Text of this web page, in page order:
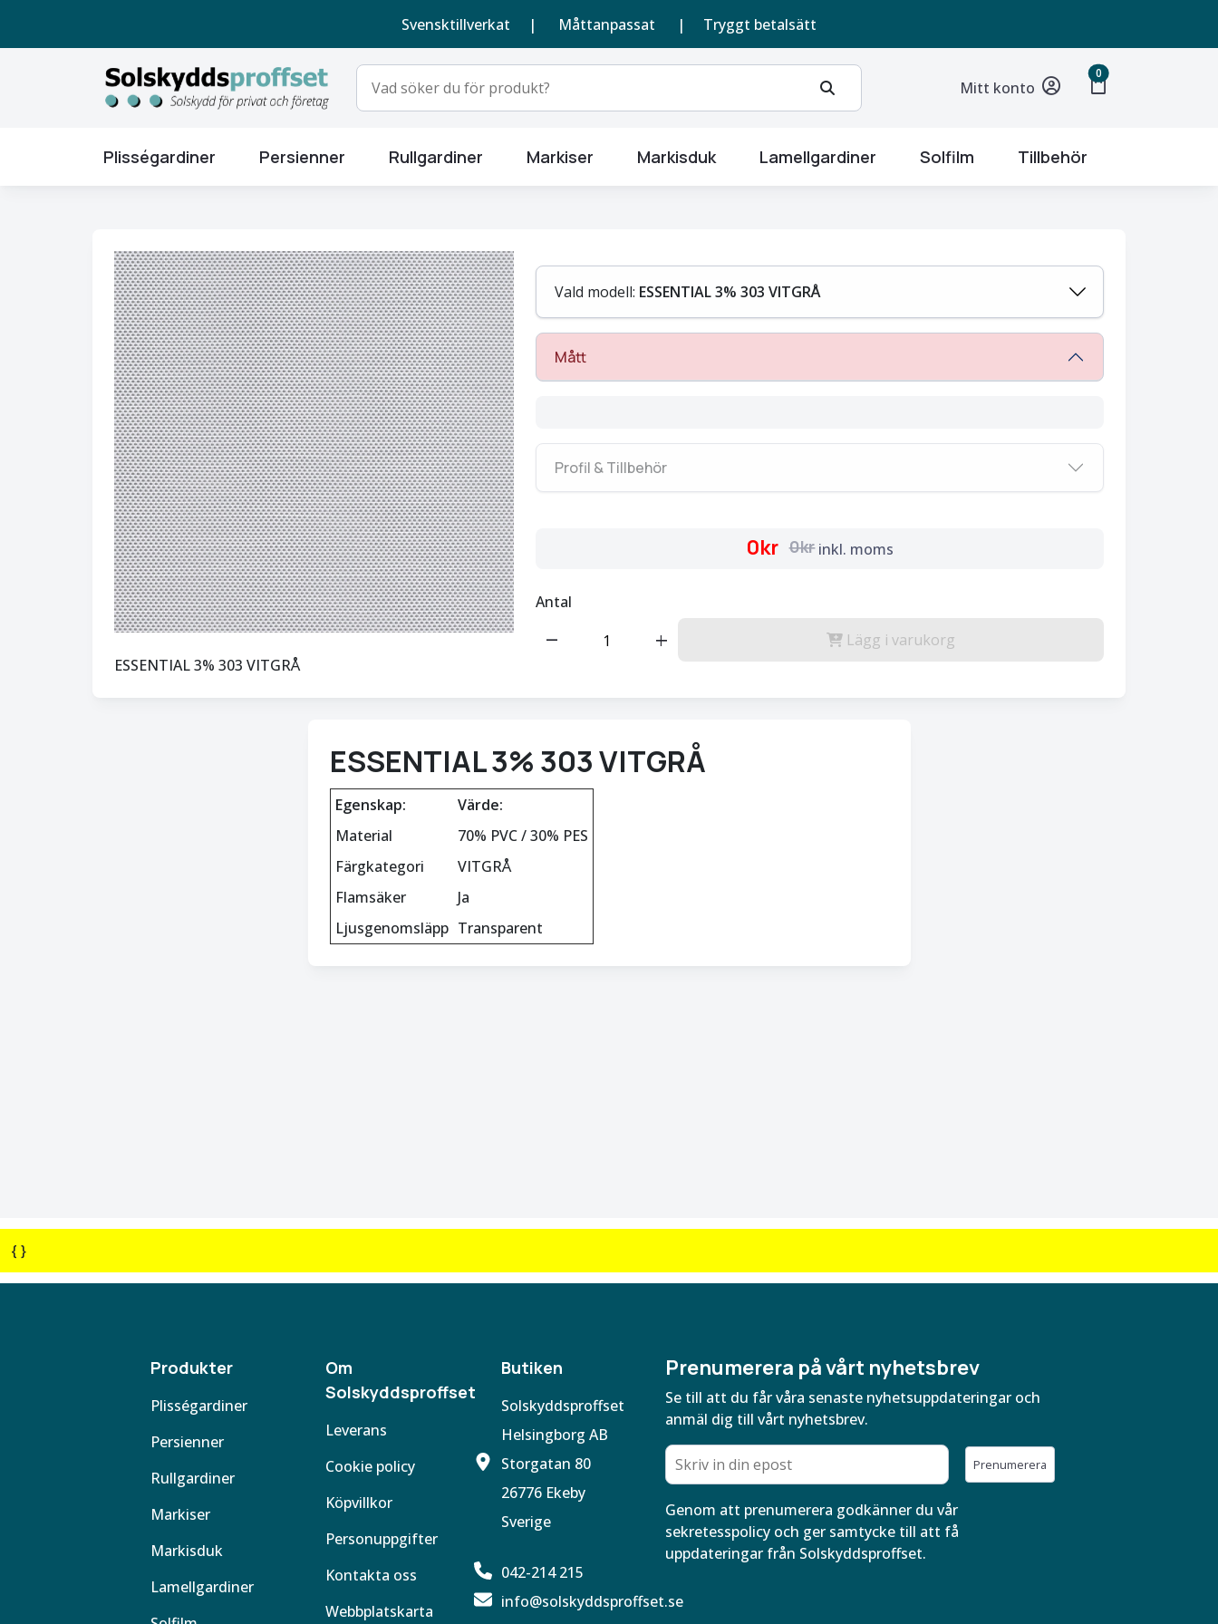
Svensktillverkat | Måttanpassat | Tryggt betalsätt
Mitt konto shopping_bag
0unread messages
Plisségardiner Persienner Rullgardiner Markiser Markisduk Lamellgardiner Solfilm Tillbehör
ESSENTIAL 3% 303 VITGRÅ
Vald modell: ESSENTIAL 3% 303 VITGRÅ
Mått
Profil & Tillbehör
0kr 0kr inkl. moms
Antal
remove add Lägg i varukorg
ESSENTIAL 3% 303 VITGRÅ
Egenskap:
Värde:
Material
70% PVC / 30% PES
Färgkategori
VITGRÅ
Flamsäker
Ja
Ljusgenomsläpp Transparent
{ }
Produkter
Plisségardiner
Persienner
Rullgardiner
Markiser
Markisduk
Lamellgardiner
Om
Solskyddsproffset
Leverans
Cookie policy
Köpvillkor
Personuppgifter
Kontakta oss
Webbplatskarta
Butiken
Solskyddsproffset
Helsingborg AB
Storgatan 80
26776 Ekeby
Sverige
042-214 215
info@solskyddsproffset.se
Prenumerera på vårt nyhetsbrev
Se till att du får våra senaste nyhetsuppdateringar och
anmäl dig till vårt nyhetsbrev.
Prenumerera
Genom att prenumerera godkänner du vår
sekretesspolicy och ger samtycke till att få
uppdateringar från Solskyddsproffset.